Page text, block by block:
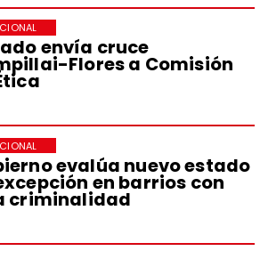
envía cruce
Flores a Comisión
evalúa nuevo estado
en barrios con
criminalidad